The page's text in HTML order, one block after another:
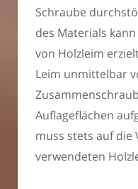
Schraube
des Materials
von Holzleim
Leim unmittelbar
Auflageflächen
muss stets auf die
verwendeten